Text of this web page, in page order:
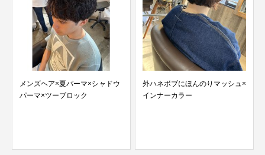
外ハネボブにほんのりマッシュ×
インナーカラー
パーマを楽しもう！！